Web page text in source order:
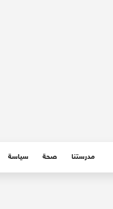
مدرستنا صحة سياسة